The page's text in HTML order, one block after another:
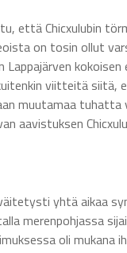
että Chicxulubin
on tosin ollut
Lappajärven
viitteitä siitä,
muutamaa
aavistuksen
yhtä aikaa
merenpohjassa
oli